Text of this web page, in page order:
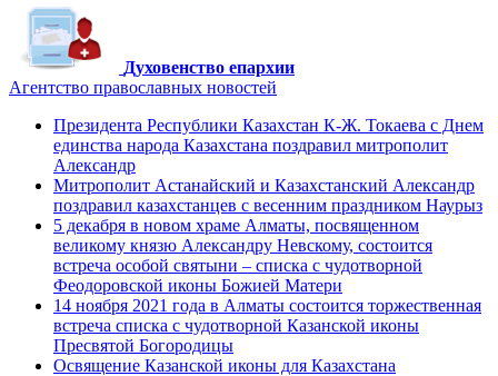
Духовенство епархии
Агентство православных новостей
Президента Республики Казахстан К-Ж. Токаева с Днем
единства народа Казахстана поздравил митрополит
Александр
Митрополит Астанайский и Казахстанский Александр
поздравил казахстанцев с весенним праздником Наурыз
5 декабря в новом храме Алматы, посвященном
великому князю Александру Невскому, состоится
встреча особой святыни – списка с чудотворной
Феодоровской иконы Божией Матери
14 ноября 2021 года в Алматы состоится торжественная
встреча списка с чудотворной Казанской иконы
Пресвятой Богородицы
Освящение Казанской иконы для Казахстана